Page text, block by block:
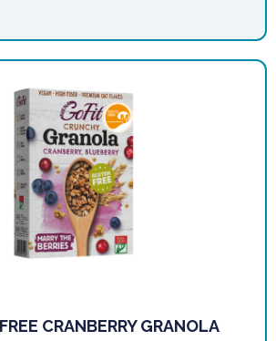
CRANBERRY GRANOLA